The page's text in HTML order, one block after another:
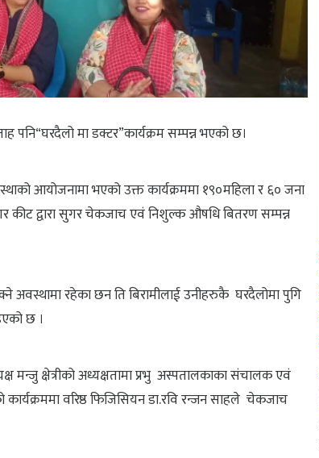
पनि“घरदैलो मा डक्टर”कार्यक्रम सम्पन्न भएको छ।
आयोजनामा भएको उक्त कार्यक्रममा १९०महिला र ६० जना
द्वारा सुगर चेकजाच एवं निशुल्क औषधि बितरण सम्पन्न
अवस्थामा रहेका छन ति बिरामीलाई उनीहरुकै घरदैलोमा पुगि
छ ।
मन्जु क्षेत्रीको अध्यक्षतामा प्रभु अस्पतालकाका संचालक एवं
कार्यक्रममा वरिष्ठ फिजिसियन डा.रवि रन्जन साहले चेकजाच